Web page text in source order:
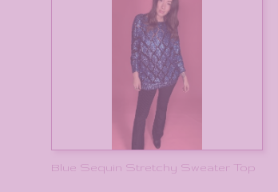
Blue Sequin Stretchy Sweater Top